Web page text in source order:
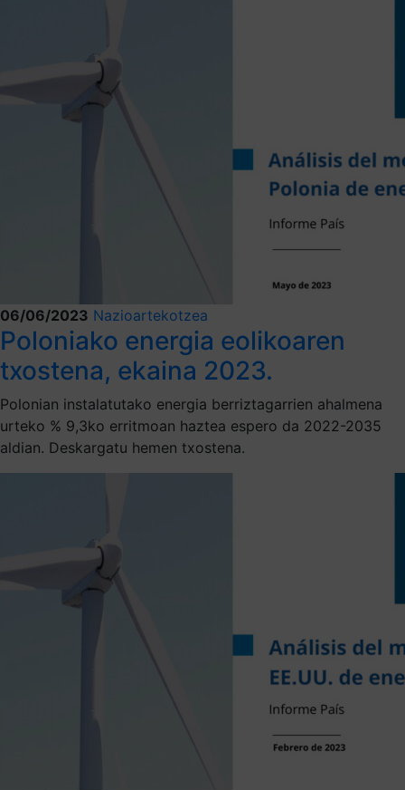
06/06/2023 Nazioartekotzea
Poloniako energia eolikoaren
txostena, ekaina 2023.
Polonian instalatutako energia berriztagarrien ahalmena
urteko % 9,3ko erritmoan haztea espero da 2022-2035
aldian. Deskargatu hemen txostena.